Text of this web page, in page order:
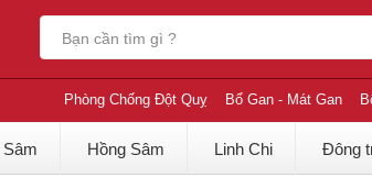
Phòng Chống Đột Quỵ Bổ Gan - Mát Gan
Sâm Hồng Sâm Linh Chi Đông